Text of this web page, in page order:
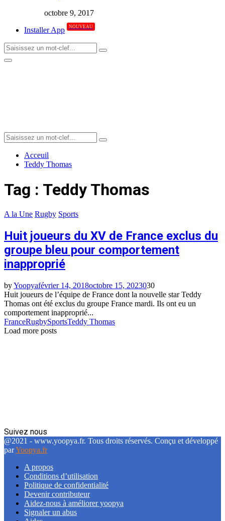
octobre 9, 2017
Installer App
NOUVEAU
Search
for:
Search
Primary
Search
for:
Search
Acceuil
Teddy Thomas
Tag : Teddy Thomas
A la Une Rugby Sports
Huit joueurs du XV de France exclus du
groupe bleu pour comportement
inapproprié
byYoopyafévrier 14, 2018octobre 15, 2023030
Huit joueurs de l’équipe de France dont la nouvelle star Teddy
Thomas ont été exclus du groupe France mardi. Ils ont eu un
comportement inapproprié...
FranceRugbySportsTeddy Thomas
Load more posts
Suivez nous
Facebook
Twitter
Linkedin
@2021 - www.yoopya.fr. Tous droits réservés. Conçu et développé
parYoopya.fr
A propos
Conditions d’utilisation
Politique de confidentialité
Devenir contributeur
Aidez-nous à améliorer yoopya
Signaler un abus